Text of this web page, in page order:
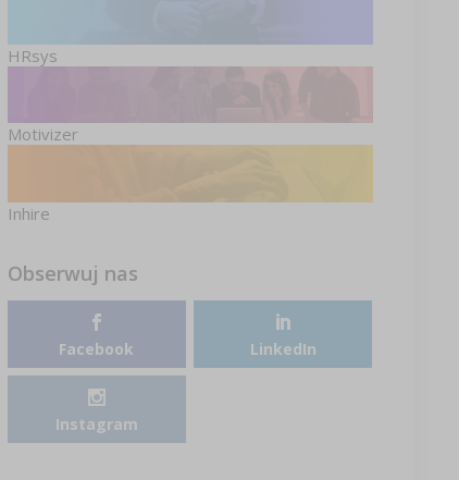
HRsys
Motivizer
Inhire
Obserwuj nas
Facebook LinkedIn
Instagram